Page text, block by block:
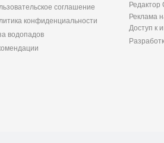
соглашение
конфиденциальности
водопадов
Редактор
Реклама
Доступ к